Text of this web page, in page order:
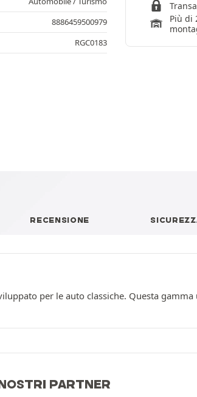
Più di
8886459500979
RGC0183
RECENSIONE
per le auto classiche. Questa
PARTNER